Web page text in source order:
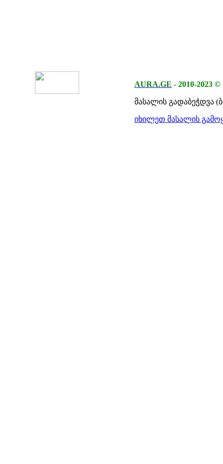
AURA.GE - 2010-2023 ©
მასალის გადაბეჭდვა
იხილეთ მასალის